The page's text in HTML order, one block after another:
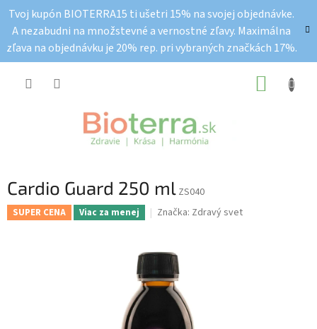
obsah
Tvoj kupón BIOTERRA15 ti ušetri 15% na svojej objednávke.
A nezabudni na množstevné a vernostné zľavy. Maximálna
zľava na objednávku je 20% rep. pri vybraných značkách 17%.
Cardio Guard 250 ml ZS040
SUPER CENA Viac za menej Značka: Zdravý svet